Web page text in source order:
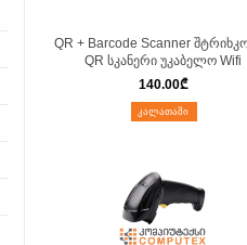
QR + Barcode Scanner
QR სკანერი უკაბელო Wifi
140.00₾
ᲙᲐᲚᲐᲗᲐᲨᲘ